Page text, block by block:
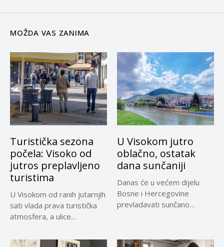
MOŽDA VAS ZANIMA
Turistička sezona
počela: Visoko od
jutros preplavljeno
turistima
U Visokom od ranih jutarnjih
sati vlada prava turistička
atmosfera, a ulice...
U Visokom jutro
oblačno, ostatak
dana sunčaniji
Danas će u većem dijelu
Bosne i Hercegovine
prevladavati sunčano